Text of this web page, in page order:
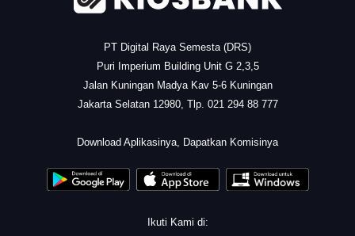
PT Digital Raya Semesta (DRS)
Puri Imperium Building Unit G 2,3,5
Jalan Kuningan Madya Kav 5-6 Kuningan
Jakarta Selatan 12980, Tlp. 021 294 88 777
Download Aplikasinya, Dapatkan Komisinya
Ikuti Kami di: